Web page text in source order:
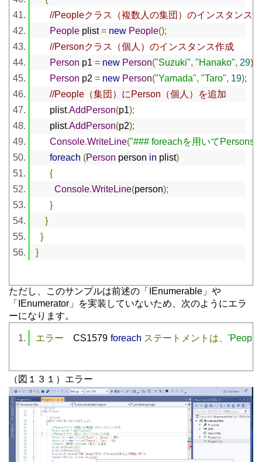
//Peopleクラス（複数人の集団）のインスタンス
People plist = new People();
//Personクラス（個人）のインスタンス作成
Person p1 = new Person("Suzuki", "Hanako", 29);
Person p2 = new Person("Yamada", "Taro", 19);
//People（集団）にPerson（個人）を追加
      plist
.AddPerson(p1);
      plist
.AddPerson(p2);
Console.WriteLine("### foreachを用いてPersons
foreach (Person person in plist)
{
Console.WriteLine(person);
}
}
}
}
ただし、このサンプルは前述の「IEnumerable」や
「IEnumerator」を実装していないため、次のようにエラ
ーになります。
エラー foreach ステートメントは、 'People'
（図１３１）エラー